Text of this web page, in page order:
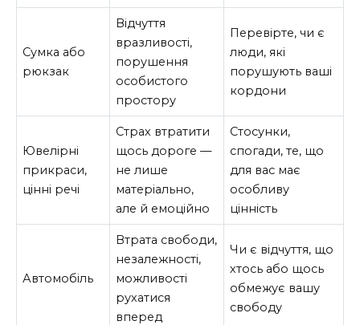
Сумка або
рюкзак
Відчуття
вразливості,
порушення
особистого
простору
Перевірте, чи є
люди, які
порушують ваші
кордони
Ювелірні
прикраси,
цінні речі
Страх втратити
щось дороге —
не лише
матеріально,
але й емоційно
Стосунки,
спогади, те, що
для вас має
особливу
цінність
Автомобіль
Втрата свободи,
незалежності,
можливості
рухатися
вперед
Чи є відчуття, що
хтось або щось
обмежує вашу
свободу